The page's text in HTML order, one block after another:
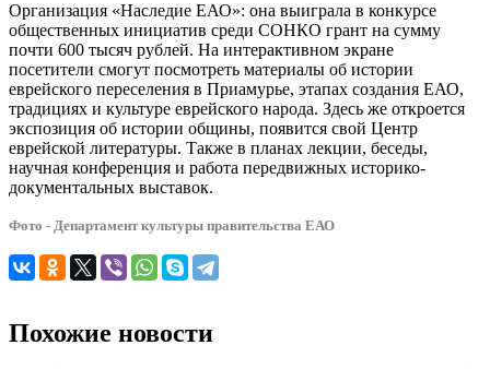
Организация «Наследие ЕАО»: она выиграла в конкурсе
общественных инициатив среди СОНКО грант на сумму
почти 600 тысяч рублей. На интерактивном экране
посетители смогут посмотреть материалы об истории
еврейского переселения в Приамурье, этапах создания ЕАО,
традициях и культуре еврейского народа. Здесь же откроется
экспозиция об истории общины, появится свой Центр
еврейской литературы. Также в планах лекции, беседы,
научная конференция и работа передвижных историко-
документальных выставок.
Фото - Департамент культуры правительства ЕАО
Похожие новости